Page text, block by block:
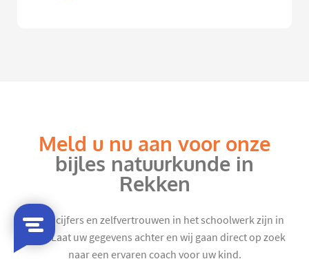
Meld u nu aan voor onze
bijles natuurkunde in
Rekken
Mooie cijfers en zelfvertrouwen in het schoolwerk zijn in
zicht. Laat uw gegevens achter en wij gaan direct op zoek
naar een ervaren coach voor uw kind.